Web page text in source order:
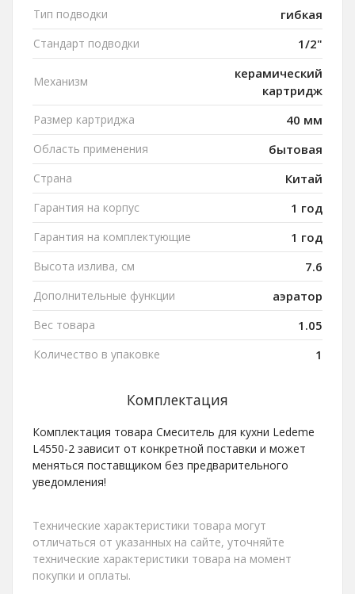
Тип подводки гибкая
Стандарт подводки 1/2"
Механизм
керамический
картридж
Размер картриджа 40 мм
Область применения бытовая
Страна Китай
Гарантия на корпус 1 год
Гарантия на комплектующие 1 год
Высота излива, см 7.6
Дополнительные функции аэратор
Вес товара 1.05
Количество в упаковке 1
Комплектация
Комплектация товара Смеситель для кухни Ledeme
L4550-2 зависит от конкретной поставки и может
меняться поставщиком без предварительного
уведомления!
Технические характеристики товара могут
отличаться от указанных на сайте, уточняйте
технические характеристики товара на момент
покупки и оплаты.